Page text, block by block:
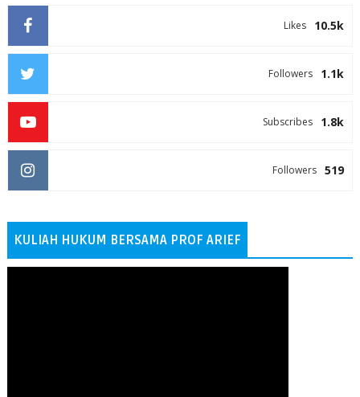
10.5k
Likes
1.1k
Followers
1.8k
Subscribes
519
Followers
KULIAH HUKUM BERSAMA PROF ARIEF